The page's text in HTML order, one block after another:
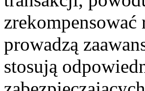
prowadzą
stosują